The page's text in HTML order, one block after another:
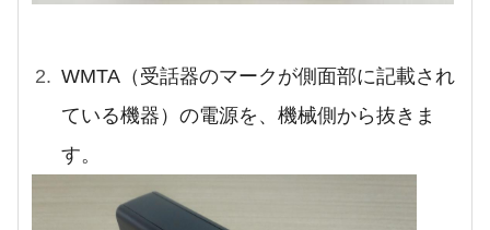
WMTA（受話器のマークが側面部に記載され
ている機器）の電源を、機械側から抜きま
す。